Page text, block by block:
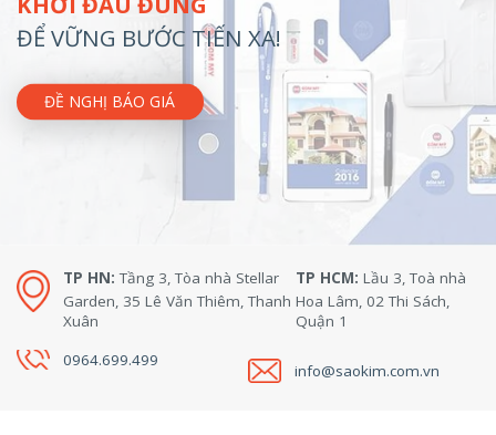
ĐỂ VỮNG BƯỚC TIẾN XA!
ĐỀ NGHỊ BÁO GIÁ
TP HN: Tầng 3, Tòa nhà Stellar
Garden, 35 Lê Văn Thiêm, Thanh
Xuân
TP HCM: Lầu 3, Toà nhà
Hoa Lâm, 02 Thi Sách,
Quận 1
0964.699.499
info@saokim.com.vn